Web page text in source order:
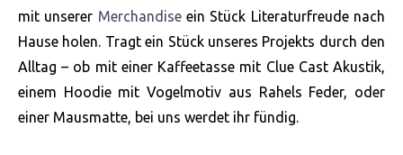
mit unserer Merchandiseein Stück Literaturfreude nach
Hause holen. Tragt ein Stück unseres Projekts durch den
Alltag – ob mit einer Kaffeetasse mit Clue Cast Akustik,
einem Hoodie mit Vogelmotiv aus Rahels Feder, oder
einer Mausmatte, bei uns werdet ihr fündig.